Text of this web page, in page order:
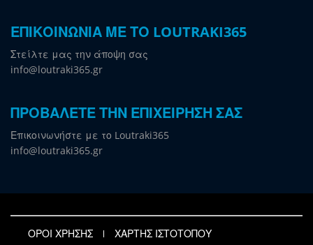
ΕΠΙΚΟΙΝΩΝΙΑ ΜΕ ΤΟ LOUTRAKI365
Στείλτε μας την άποψη σας
info@loutraki365.gr
ΠΡΟΒΑΛΕΤΕ ΤΗΝ ΕΠΙΧΕΙΡΗΣΗ ΣΑΣ
Επικοινωνήστε με το Loutraki365
info@loutraki365.gr
ΟΡΟΙ ΧΡΗΣΗΣ ΧΑΡΤΗΣ ΙΣΤΟΤΟΠΟΥ